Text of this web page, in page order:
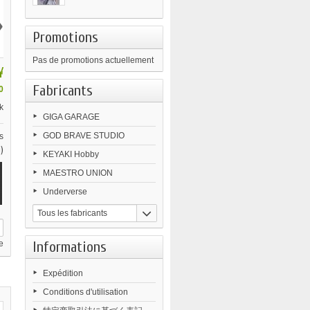
Promotions
Pas de promotions actuellement
Fabricants
GIGA GARAGE
GOD BRAVE STUDIO
KEYAKI Hobby
MAESTRO UNION
Underverse
Tous les fabricants
Informations
Expédition
Conditions d'utilisation